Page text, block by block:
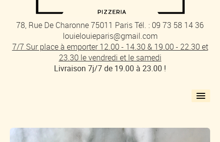
78, Rue De Charonne 75011 Paris Tél. : 09 73 58 14 36
louielouieparis@gmail.com
7/7 Sur place à emporter 12.00 - 14.30 & 19.00 - 22.30 et
23.30 le vendredi et le samedi
Livraison 7j/7 de 19.00 à 23.00 !